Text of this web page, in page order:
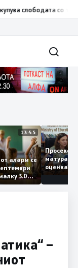
слободата со тајните
13:45
аларм се
септември
3.000
матура
–